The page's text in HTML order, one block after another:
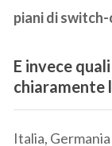
piani di
E invece
chiaramente
Italia,